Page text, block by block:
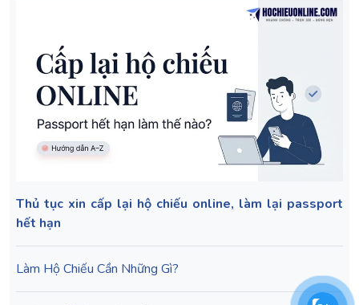
Thủ tục xin cấp lại hộ chiếu online, làm lại passport
hết hạn
Làm Hộ Chiếu Cần Những Gì?